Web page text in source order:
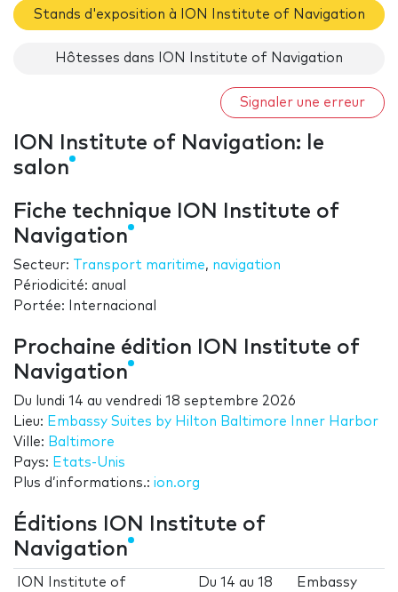
Stands d'exposition à ION Institute of Navigation
Hôtesses dans ION Institute of Navigation
Signaler une erreur
ION Institute of Navigation: le
salon
Fiche technique ION Institute of
Navigation
Secteur: Transport maritime, navigation
Périodicité: anual
Portée: Internacional
Prochaine édition ION Institute of
Navigation
Du lundi 14 au vendredi 18 septembre 2026
Lieu: Embassy Suites by Hilton Baltimore Inner Harbor
Ville: Baltimore
Pays: Etats-Unis
Plus d’informations.: ion.org
Éditions ION Institute of
Navigation
ION Institute of
Du14 au18
Embassy